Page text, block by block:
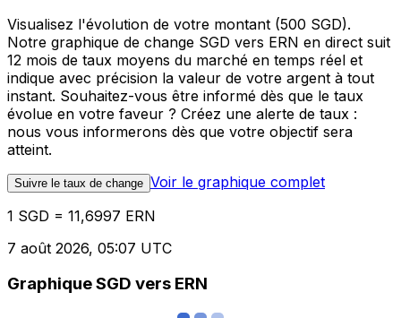
Visualisez l'évolution de votre montant (500 SGD).
Notre graphique de change SGD vers ERN en direct suit
12 mois de taux moyens du marché en temps réel et
indique avec précision la valeur de votre argent à tout
instant. Souhaitez-vous être informé dès que le taux
évolue en votre faveur ? Créez une alerte de taux :
nous vous informerons dès que votre objectif sera
atteint.
Suivre le taux de change Voir le graphique complet
1 SGD = 11,6997 ERN
7 août 2026, 05:07 UTC
Graphique SGD vers ERN